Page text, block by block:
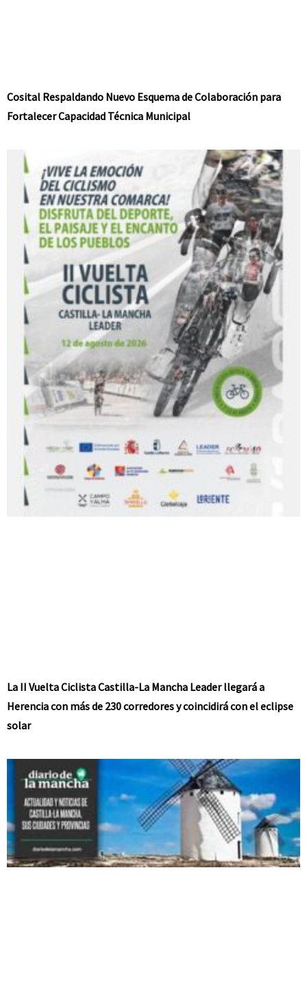
Cosital Respaldando Nuevo Esquema de Colaboración para
Fortalecer Capacidad Técnica Municipal
La II Vuelta Ciclista Castilla-La Mancha Leader llegará a
Herencia con más de 230 corredores y coincidirá con el eclipse
solar